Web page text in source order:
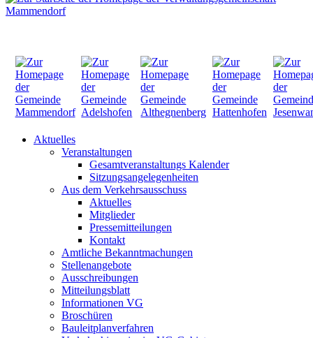
Aktuelles
Veranstaltungen
Gesamtveranstaltungs Kalender
Sitzungsangelegenheiten
Aus dem Verkehrsausschuss
Aktuelles
Mitglieder
Pressemitteilungen
Kontakt
Amtliche Bekanntmachungen
Stellenangebote
Ausschreibungen
Mitteilungsblatt
Informationen VG
Broschüren
Bauleitplanverfahren